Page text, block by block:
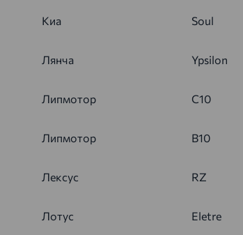
Киа Soul
Лянча Ypsilon
Липмотор C10
Липмотор B10
Лексус RZ
Лотус Eletre